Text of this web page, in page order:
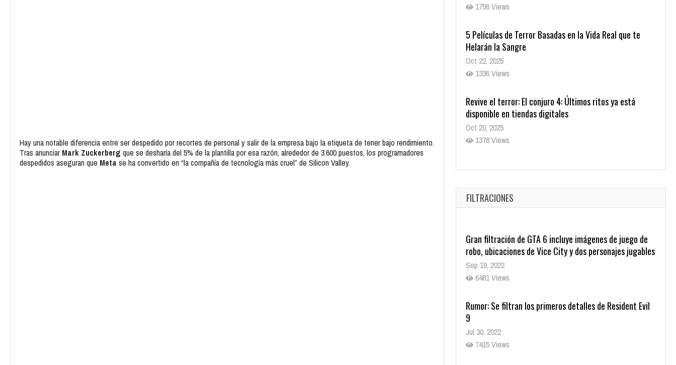
Hay una notable diferencia entre ser despedido por recortes de personal y salir de la empresa bajo la etiqueta de tener bajo rendimiento.
Tras anunciar Mark Zuckerberg que se desharía del 5% de la plantilla por esa razón, alrededor de 3.600 puestos, los programadores
despedidos aseguran que Meta se ha convertido en “la compañía de tecnología más cruel” de Silicon Valley.
1756 Views
5 Películas de Terror Basadas en la Vida Real que te
Helarán la Sangre
Oct 22, 2025
1336 Views
Revive el terror: El conjuro 4: Últimos ritos ya está
disponible en tiendas digitales
Oct 20, 2025
1378 Views
Warner Bros. lleva a las tiendas digitales su racha de
Oct 17, 2025
1434 Views
FILTRACIONES
Gran filtración de GTA 6 incluye imágenes de juego de
robo, ubicaciones de Vice City y dos personajes jugables
Sep 19, 2022
6481 Views
Rumor: Se filtran los primeros detalles de Resident Evil
9
Jul 30, 2022
7415 Views